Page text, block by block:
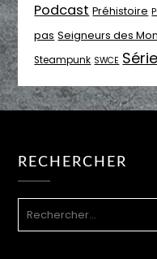
Podcast Préhistoire
pas Seigneurs des
Steampunk SWCE Série
RECHERCHER